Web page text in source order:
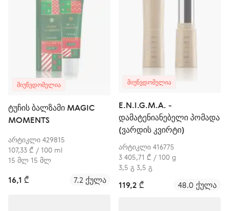
ᲛᲘᲣᲬᲕᲓᲝᲛᲔᲚᲘᲐ
ტუჩის ბალზამი MAGIC
MOMENTS
არტიკლი 429815
107,33 ₾ / 100 ml
15 მლ 15 მლ
16,1 ₾ 7.2 ქულა
ᲛᲘᲣᲬᲕᲓᲝᲛᲔᲚᲘᲐ
E.N.I.G.M.A. -
დამატენიანებელი პომადა
(ვარდის კვირტი)
არტიკლი 416775
3 405,71 ₾ / 100 g
3,5 გ 3,5 გ
119,2 ₾ 48.0 ქულა